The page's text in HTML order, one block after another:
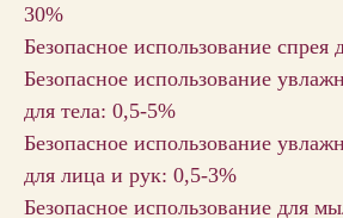
30%
Безопасное использование спрея
Безопасное использование
для тела: 0,5-5%
Безопасное использование
для лица и рук: 0,5-3%
Безопасное использование для